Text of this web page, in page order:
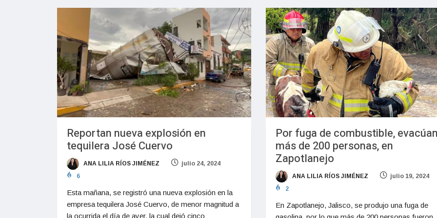
Reportan nueva explosión en
tequilera José Cuervo
ANA LILIA RÍOS JIMÉNEZ
julio 24, 2024
6
Esta mañana, se registró una nueva explosión en la
empresa tequilera José Cuervo, de menor magnitud a
la ocurrida el día de ayer, la cual dejó cinco
Por fuga de combustible,
más de 200 personas, en
Zapotlanejo
ANA LILIA RÍOS JIMÉNEZ
julio 19, 2024
2
En Zapotlanejo, Jalisco, se produjo una fuga de